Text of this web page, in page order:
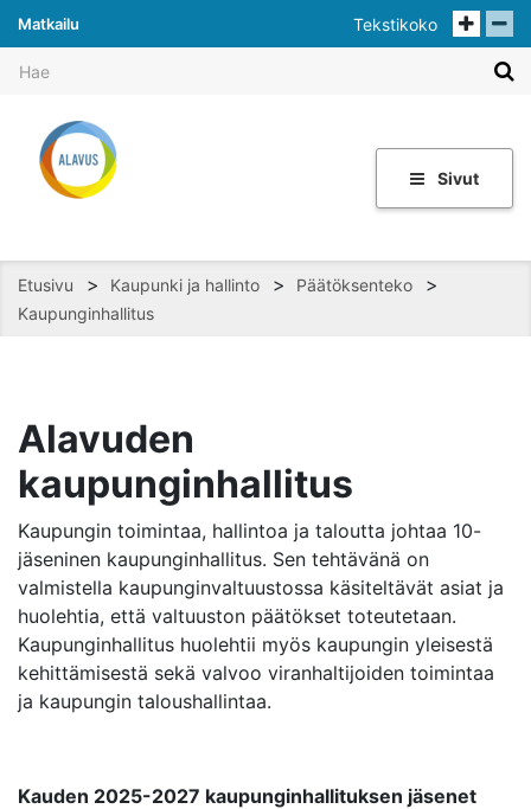
Matkailu Tekstikoko
Sivut
Etusivu > Kaupunki ja hallinto > Päätöksenteko >
Kaupunginhallitus
Alavuden
kaupunginhallitus
Kaupungin toimintaa, hallintoa ja taloutta johtaa 10-
jäseninen kaupunginhallitus. Sen tehtävänä on
valmistella kaupunginvaltuustossa käsiteltävät asiat ja
huolehtia, että valtuuston päätökset toteutetaan.
Kaupunginhallitus huolehtii myös kaupungin yleisestä
kehittämisestä sekä valvoo viranhaltijoiden toimintaa
ja kaupungin taloushallintaa.
Kauden 2025-2027 kaupunginhallituksen jäsenet